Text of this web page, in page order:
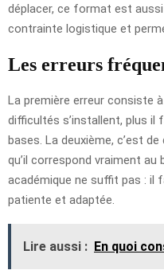
déplacer, ce format est
contrainte logistique et
Les erreurs
La première erreur consiste
difficultés s’installent, plus
bases. La deuxième, c’est
qu’il correspond vraiment au
académique ne suffit pas : il
patiente et adaptée.
Lire aussi : En quoi